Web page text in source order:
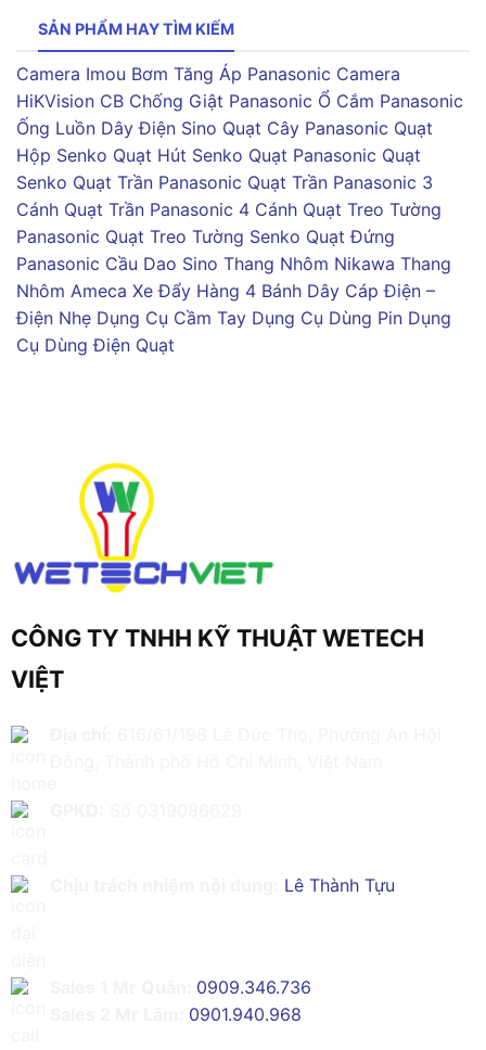
SẢN PHẨM HAY TÌM KIẾM
Camera Imou Bơm Tăng Áp Panasonic Camera
HiKVision CB Chống Giật Panasonic Ổ Cắm Panasonic
Ống Luồn Dây Điện Sino Quạt Cây Panasonic Quạt
Hộp Senko Quạt Hút Senko Quạt Panasonic Quạt
Senko Quạt Trần Panasonic Quạt Trần Panasonic 3
Cánh Quạt Trần Panasonic 4 Cánh Quạt Treo Tường
Panasonic Quạt Treo Tường Senko Quạt Đứng
Panasonic Cầu Dao Sino Thang Nhôm Nikawa Thang
Nhôm Ameca Xe Đẩy Hàng 4 Bánh Dây Cáp Điện –
Điện Nhẹ Dụng Cụ Cầm Tay Dụng Cụ Dùng Pin Dụng
Cụ Dùng Điện Quạt
CÔNG TY TNHH KỸ THUẬT WETECH
VIỆT
Lê Thành Tựu
0909.346.736
0901.940.968